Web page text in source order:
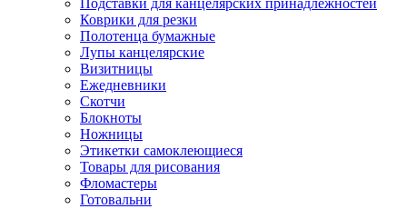
Подставки для канцелярских принадлежностей
Коврики для резки
Полотенца бумажные
Лупы канцелярские
Визитницы
Ежедневники
Скотчи
Блокноты
Ножницы
Этикетки самоклеющиеся
Товары для рисования
Фломастеры
Готовальни